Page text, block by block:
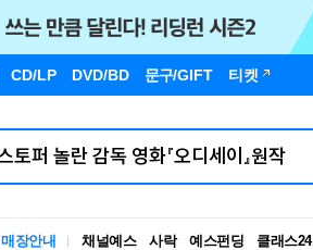
CD/LP DVD/BD 문구/GIFT 티켓
매장안내 채널예스 사락 예스펀딩 클래스24